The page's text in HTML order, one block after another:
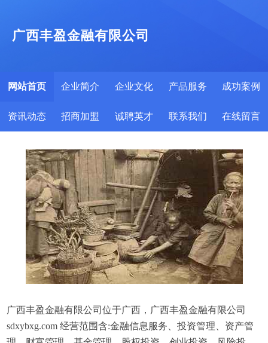
广西丰盈金融有限公司
网站首页 企业简介 企业文化 产品服务 成功案例
资讯动态 招商加盟 诚聘英才 联系我们 在线留言
广西丰盈金融有限公司位于广西，广西丰盈金融有限公司
sdxybxg.com 经营范围含:金融信息服务、投资管理、资产管